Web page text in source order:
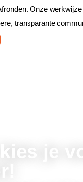
Onze
transparante
kies je